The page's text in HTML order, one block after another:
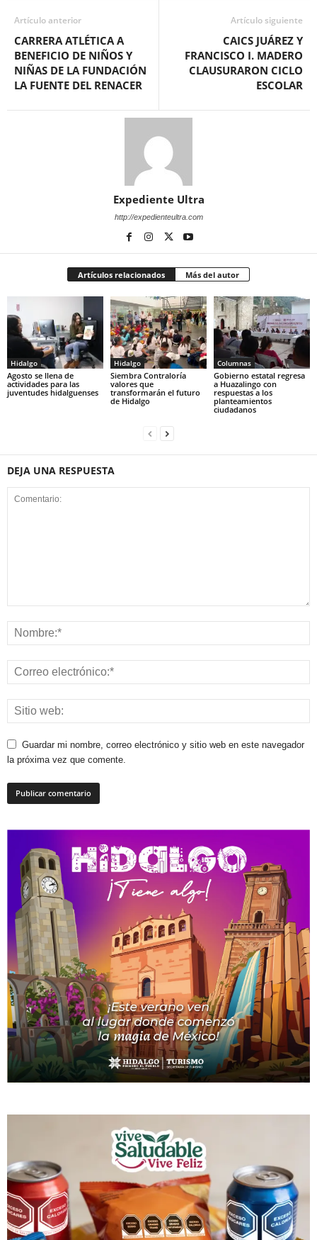
Artículo anterior
CARRERA ATLÉTICA A
BENEFICIO DE NIÑOS Y
NIÑAS DE LA FUNDACIÓN
LA FUENTE DEL RENACER
Artículo siguiente
CAICS JUÁREZ Y
FRANCISCO I. MADERO
CLAUSURARON CICLO
ESCOLAR
Expediente Ultra
http://expedienteultra.com
Artículos relacionados Más del autor
Hidalgo
Agosto se llena de
actividades para las
juventudes hidalguenses
Hidalgo
Siembra Contraloría
valores que
transformarán el futuro
de Hidalgo
Columnas
Gobierno estatal regresa
a Huazalingo con
respuestas a los
planteamientos
ciudadanos
DEJA UNA RESPUESTA
Guardar mi nombre, correo electrónico y sitio web en este navegador
la próxima vez que comente.